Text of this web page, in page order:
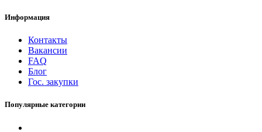
Информация
Контакты
Вакансии
FAQ
Блог
Гос. закупки
Популярные категории